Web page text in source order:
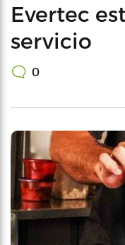
Evertec
servicio
0